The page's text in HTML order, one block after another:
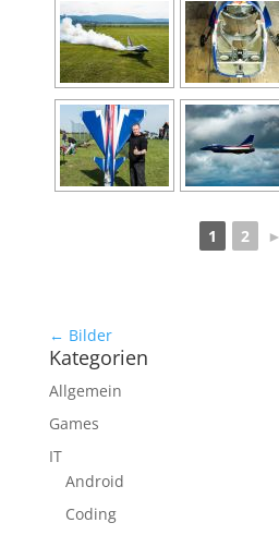
1 2 ►
← Bilder
Kategorien
Allgemein
Games
IT
Android
Coding